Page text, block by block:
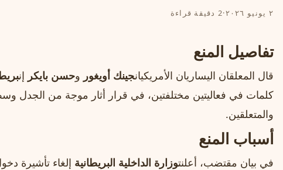
٢ يونيو ٢٠٢٦ ·2 دقيقة قراءة
تفاصيل المنع
قال المعلقان اليساريان الأمريكيانجينك أويغور وحسن بايكر إن
كلمات في فعاليتين مختلفتين، في قرار أثار موجة من الجدل
والمتعلقين.
أسباب المنع
في بيان مقتضب، أعلنتوزارة الداخلية البريطانية إلغاء تأشيرة